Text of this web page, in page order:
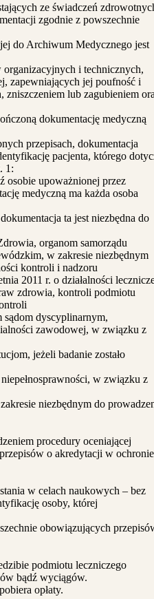
ze świadczeń
zgodnie z powszechnie
do Archiwum Medycznego jest
i technicznych,
zapewniających jej poufność i
zniszczeniem lub zagubieniem
dokumentację medyczną
przepisach, dokumentacja
pacjenta, którego
1:
osobie upoważnionej przez
medyczną ma każda osoba
ta jest niezbędna do
organom samorządu
w zakresie niezbędnym
kontroli i nadzoru
2011 r. o działalności
zdrowia, kontroli podmiotu
dyscyplinarnym,
zawodowej, w związku z
jeżeli badanie zostało
w związku z
niezbędnym do
procedury oceniającej
o akredytacji w ochronie
w celach naukowych – bez
osoby, której
obowiązujących
podmiotu leczniczego
bądź wyciągów.
opłaty.